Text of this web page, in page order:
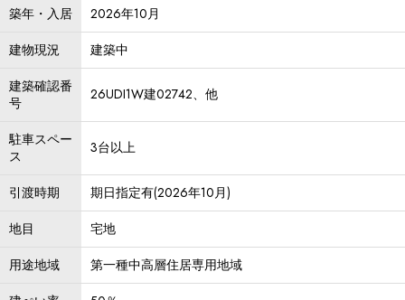
築年・入居
2026年10月
建物現況
建築中
建築確認番
号
26UDI1W建02742、他
駐車スペー
ス
3台以上
引渡時期
期日指定有(2026年10月)
地目
宅地
用途地域
第一種中高層住居専用地域